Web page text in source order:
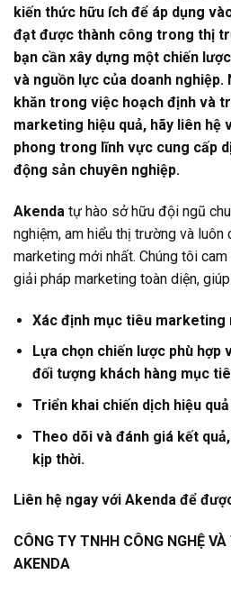
kiến thức hữu ích để áp dụng
đạt được thành công trong thị
bạn cần xây dựng một chiến
và nguồn lực của doanh nghiệp.
khăn trong việc hoạch định và
marketing hiệu quả, hãy liên hệ
phong trong lĩnh vực cung cấp
động sản chuyên nghiệp.
Akenda tự hào sở hữu đội ngũ
nghiệm, am hiểu thị trường và luôn
marketing mới nhất. Chúng tôi
giải pháp marketing toàn diện,
Xác định mục tiêu marketing
Lựa chọn chiến lược phù hợp
đối tượng khách hàng mục
Triển khai chiến dịch hiệu
Theo dõi và đánh giá kết
kịp thời.
Liên hệ ngay với Akenda để
CÔNG TY TNHH CÔNG NGHỆ
AKENDA